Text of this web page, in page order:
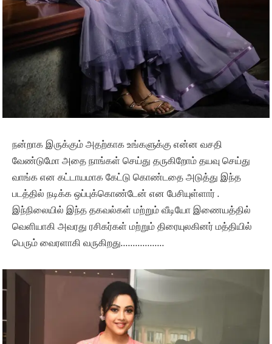
நன்றாக இருக்கும் அதற்காக உங்களுக்கு என்ன வசதி
வேண்டுமோ அதை நாங்கள் செய்து தருகிறோம் தயவு செய்து
வாங்க என கட்டாயமாக கேட்டு கொண்டதை அடுத்து இந்த
படத்தில் நடிக்க ஒப்புக்கொண்டேன் என பேசியுள்ளார் .
இந்நிலையில் இந்த தகவல்கள் மற்றும் வீடியோ இணையத்தில்
வெளியாகி அவரது ரசிகர்கள் மற்றும் திரையுலகினர் மத்தியில்
பெரும் வைரளாகி வருகிறது………………